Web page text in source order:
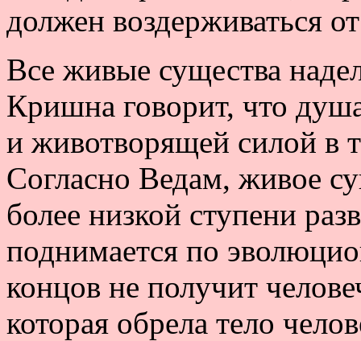
должен воздерживаться
Все живые существа
Кришна говорит, что
и животворящей силой в
Согласно Ведам, живое
более низкой ступени
поднимается по
концов не получит
которая обрела тело